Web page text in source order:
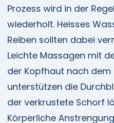
Prozess wird in der
wiederholt. Heisses
Reiben sollten dabei
Leichte Massagen mit
der Kopfhaut nach
unterstützen die
der verkrustete Schorf
Körperliche